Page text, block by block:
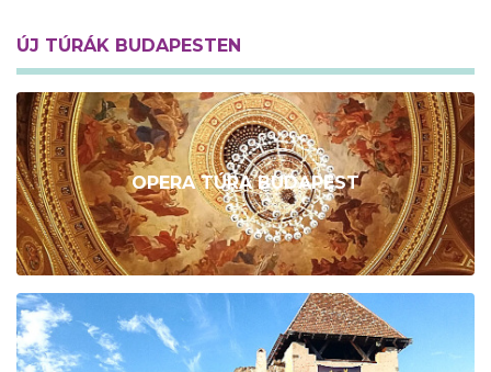
ÚJ TÚRÁK BUDAPESTEN
OPERA TÚRA BUDAPEST